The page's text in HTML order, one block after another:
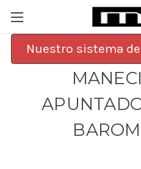
Nuestro sistema